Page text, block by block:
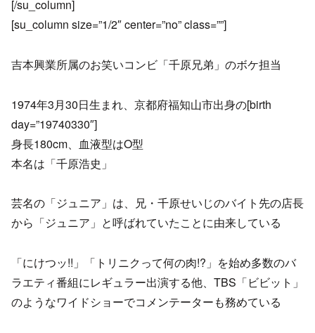
[/su_column]
[su_column size=”1/2″ center=”no” class=””]
吉本興業所属のお笑いコンビ「千原兄弟」のボケ担当
1974年3月30日生まれ、京都府福知山市出身の[birth
day=”19740330″]
身長180cm、血液型はO型
本名は「千原浩史」
芸名の「ジュニア」は、兄・千原せいじのバイト先の店長
から「ジュニア」と呼ばれていたことに由来している
「にけつッ!!」「トリニクって何の肉!?」を始め多数のバ
ラエティ番組にレギュラー出演する他、TBS「ビビット」
のようなワイドショーでコメンテーターも務めている